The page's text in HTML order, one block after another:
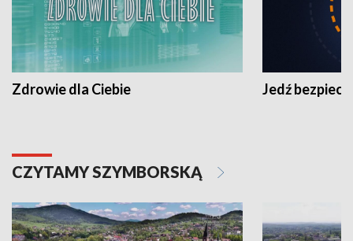
Zdrowie dla Ciebie Jedź
CZYTAMY SZYMBORSKĄ